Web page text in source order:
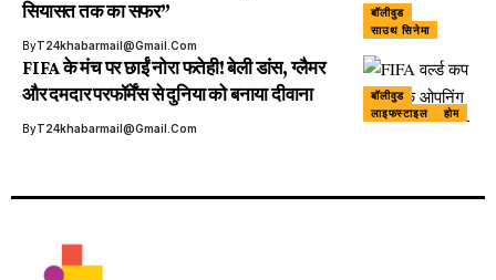
बॉलीवुड
साउथ सिनेमा
सियासत तक का सफर”
ByT24khabarmail@gmail.com
बॉलीवुड
लाइफस्टाइल
होम
FIFA के मंच पर छाईं नोरा फतेही! बेली डांस, ग्लैमर
और दमदार परफॉर्मेंस से दुनिया को बनाया दीवाना
ByT24khabarmail@gmail.com